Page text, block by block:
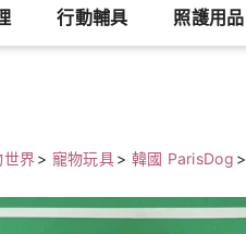
行動輔具 照護用品
世界> 寵物玩具> 韓國 ParisDog >